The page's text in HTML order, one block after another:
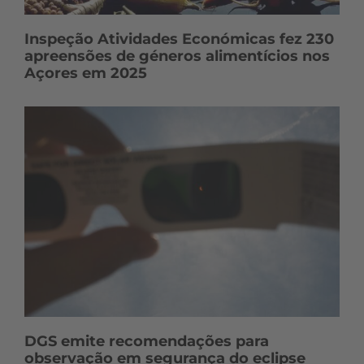
Inspeção Atividades Económicas fez 230
apreensões de géneros alimentícios nos
Açores em 2025
DGS emite recomendações para
observação em segurança do eclipse